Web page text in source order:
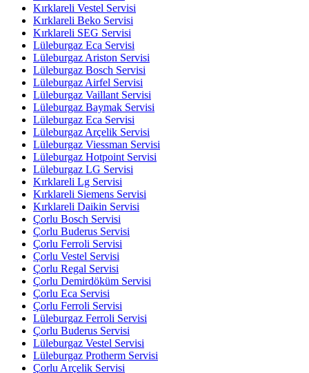
Kırklareli Vestel Servisi
Kırklareli Beko Servisi
Kırklareli SEG Servisi
Lüleburgaz Eca Servisi
Lüleburgaz Ariston Servisi
Lüleburgaz Bosch Servisi
Lüleburgaz Airfel Servisi
Lüleburgaz Vaillant Servisi
Lüleburgaz Baymak Servisi
Lüleburgaz Eca Servisi
Lüleburgaz Arçelik Servisi
Lüleburgaz Viessman Servisi
Lüleburgaz Hotpoint Servisi
Lüleburgaz LG Servisi
Kırklareli Lg Servisi
Kırklareli Siemens Servisi
Kırklareli Daikin Servisi
Çorlu Bosch Servisi
Çorlu Buderus Servisi
Çorlu Ferroli Servisi
Çorlu Vestel Servisi
Çorlu Regal Servisi
Çorlu Demirdöküm Servisi
Çorlu Eca Servisi
Çorlu Ferroli Servisi
Lüleburgaz Ferroli Servisi
Çorlu Buderus Servisi
Lüleburgaz Vestel Servisi
Lüleburgaz Protherm Servisi
Çorlu Arçelik Servisi